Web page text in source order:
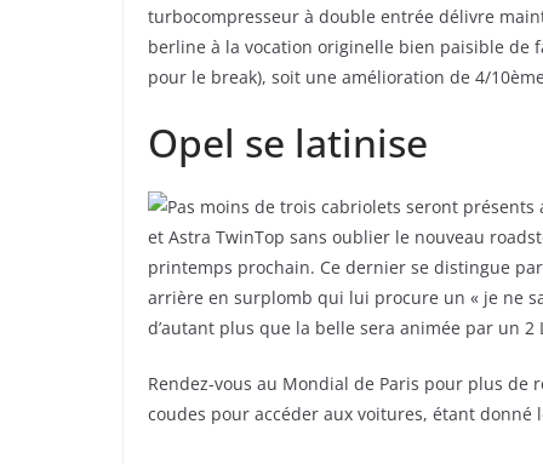
turbocompresseur à double entrée délivre
berline à la vocation originelle bien paisible de
pour le break), soit une amélioration de 4/
Opel se latinise
Pas moins de trois cabriolets seront
et Astra TwinTop sans oublier le nouveau
printemps prochain. Ce dernier se distingue
arrière en surplomb qui lui procure un « je ne
d’autant plus que la belle sera animée par un
Rendez-vous au Mondial de Paris pour plus de
coudes pour accéder aux voitures, étant donné